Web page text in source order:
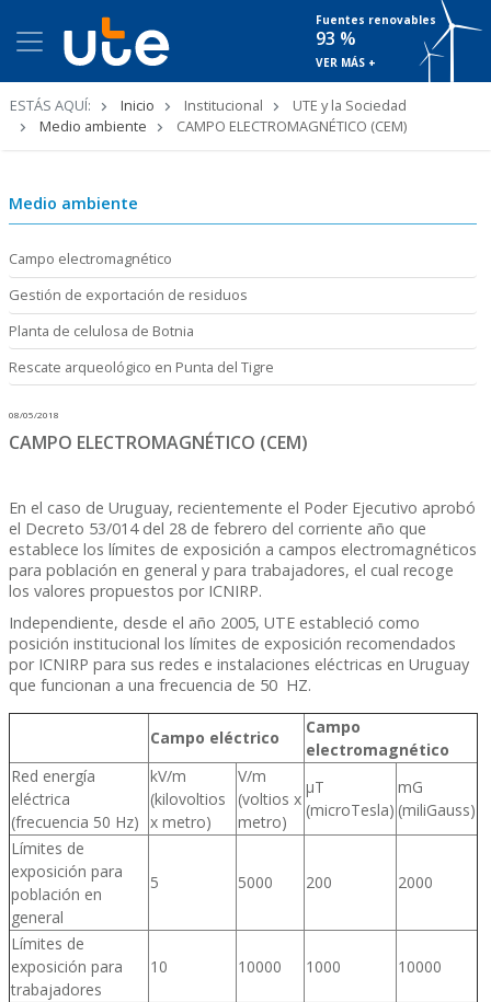
Fuentes renovables
93 %
VER MÁS +
ESTÁS AQUÍ: Inicio Institucional
UTE y la Sociedad
Medio ambiente
CAMPO ELECTROMAGNÉTICO (CEM)
Medio ambiente
Campo electromagnético
Gestión de exportación de residuos
Planta de celulosa de Botnia
Rescate arqueológico en Punta del Tigre
08/05/2018
CAMPO ELECTROMAGNÉTICO (CEM)
En el caso de Uruguay, recientemente el Poder Ejecutivo aprobó
el Decreto 53/014 del 28 de febrero del corriente año que
establece los límites de exposición a campos electromagnéticos
para población en general y para trabajadores, el cual recoge
los valores propuestos por ICNIRP.
Independiente, desde el año 2005, UTE estableció como
posición institucional los límites de exposición recomendados
por ICNIRP para sus redes e instalaciones eléctricas en Uruguay
que funcionan a una frecuencia de 50 HZ.
Campo eléctrico
Campo
electromagnético
Red energía
eléctrica
(frecuencia 50 Hz)
kV/m
(kilovoltios
x metro)
V/m
(voltios x
metro)
µT
(microTesla)
mG
(miliGauss)
Límites de
exposición para
población en
general
5 5000 200 2000
Límites de
exposición para
trabajadores
10 10000 1000 10000